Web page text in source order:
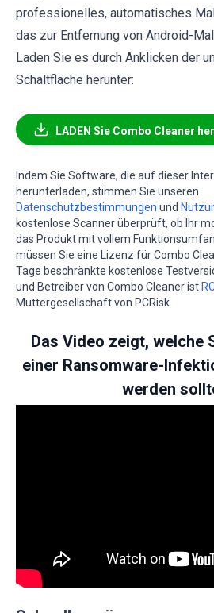
professionelles, automatisches
das zur Entfernung von Android-
Laden Sie es durch Anklicken der
Schaltfläche herunter:
LADEN Sie Combo Cleaner
Indem Sie Software, die auf dieser
herunterladen, stimmen Sie unseren
Datenschutzbestimmungen und
kostenlose Scanner überprüft, ob Ihr
das Produkt mit vollem
müssen Sie eine Lizenz für Combo
Tage beschränkte kostenlose
und Betreiber von Combo Cleaner ist
Muttergesellschaft von PCRisk.
Das Video zeigt, welche
einer Ransomware-
werden